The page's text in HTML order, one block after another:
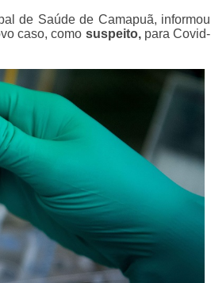
de Saúde de Camapuã, informou
caso, como suspeito,para Covid-